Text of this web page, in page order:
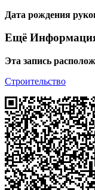
Дата рождения
Ещё
Эта запись
Строительство